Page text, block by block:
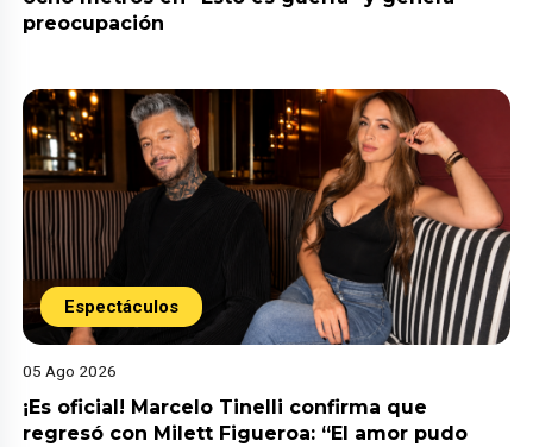
preocupación
Espectáculos
05 Ago 2026
¡Es oficial! Marcelo Tinelli confirma que
regresó con Milett Figueroa: “El amor pudo